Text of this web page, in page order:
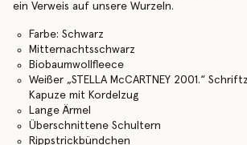
ein Verweis auf unsere Wurzeln.
Farbe: Schwarz
Mitternachtsschwarz
Biobaumwollfleece
Weißer „STELLA McCARTNEY 2001.“
Kapuze mit Kordelzug
Lange Ärmel
Überschnittene Schultern
Rippstrickbündchen